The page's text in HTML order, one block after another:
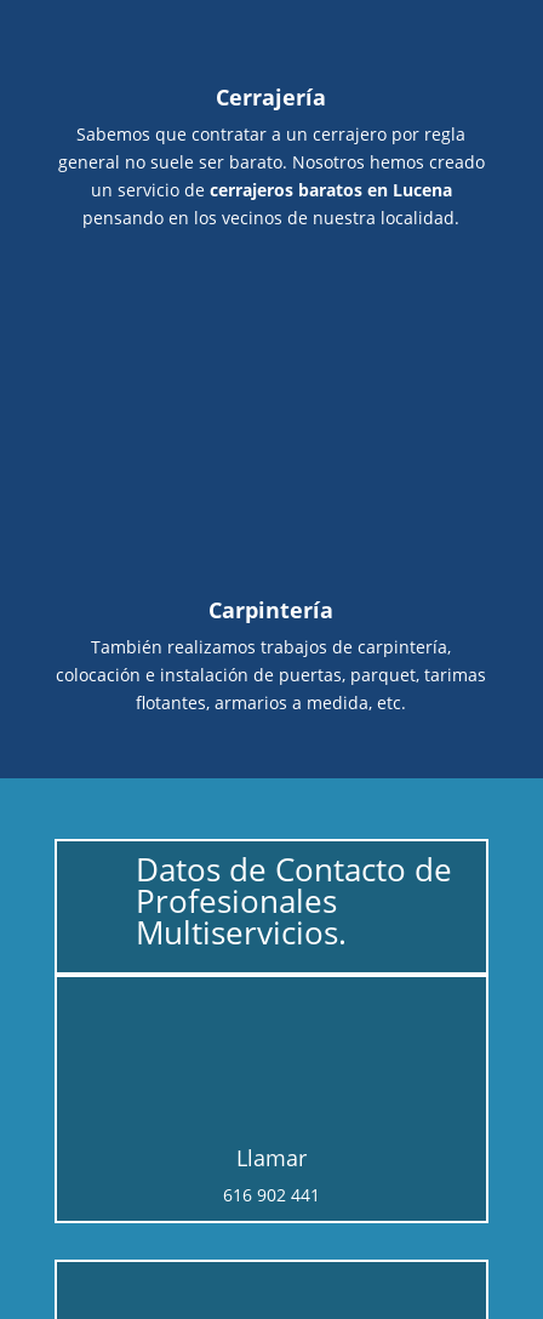
Cerrajería
Sabemos que contratar a un cerrajero por regla
general no suele ser barato. Nosotros hemos creado
un servicio de cerrajeros baratos en Lucena
pensando en los vecinos de nuestra localidad.
Carpintería
También realizamos trabajos de carpintería,
colocación e instalación de puertas, parquet, tarimas
flotantes, armarios a medida, etc.
Datos de Contacto de
Profesionales
Multiservicios.
Llamar
616 902 441